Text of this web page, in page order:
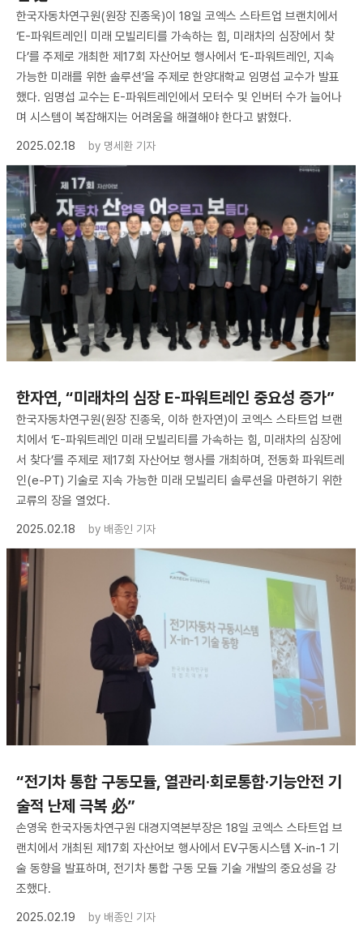
한국자동차연구원(원장 진종욱)이 18일 코엑스 스타트업 브랜치에서
‘E-파워트레인| 미래 모빌리티를 가속하는 힘, 미래차의 심장에서 찾
다’를 주제로 개최한 제17회 자산어보 행사에서 ‘E-파워트레인, 지속
가능한 미래를 위한 솔루션’을 주제로 한양대학교 임명섭 교수가 발표
했다. 임명섭 교수는 E-파워트레인에서 모터수 및 인버터 수가 늘어나
며 시스템이 복잡해지는 어려움을 해결해야 한다고 밝혔다.
2025.02.18
by 명세환 기자
한자연, “미래차의 심장 E-파워트레인 중요성 증가”
한국자동차연구원(원장 진종욱, 이하 한자연)이 코엑스 스타트업 브랜
치에서 ‘E-파워트레인 미래 모빌리티를 가속하는 힘, 미래차의 심장에
서 찾다’를 주제로 제17회 자산어보 행사를 개최하며, 전동화 파워트레
인(e-PT) 기술로 지속 가능한 미래 모빌리티 솔루션을 마련하기 위한
교류의 장을 열었다.
2025.02.18
by 배종인 기자
“전기차 통합 구동모듈, 열관리·회로통합·기능안전 기
술적 난제 극복 必”
손영욱 한국자동차연구원 대경지역본부장은 18일 코엑스 스타트업 브
랜치에서 개최된 제17회 자산어보 행사에서 EV구동시스템 X-in-1 기
술 동향을 발표하며, 전기차 통합 구동 모듈 기술 개발의 중요성을 강
조했다.
2025.02.19
by 배종인 기자